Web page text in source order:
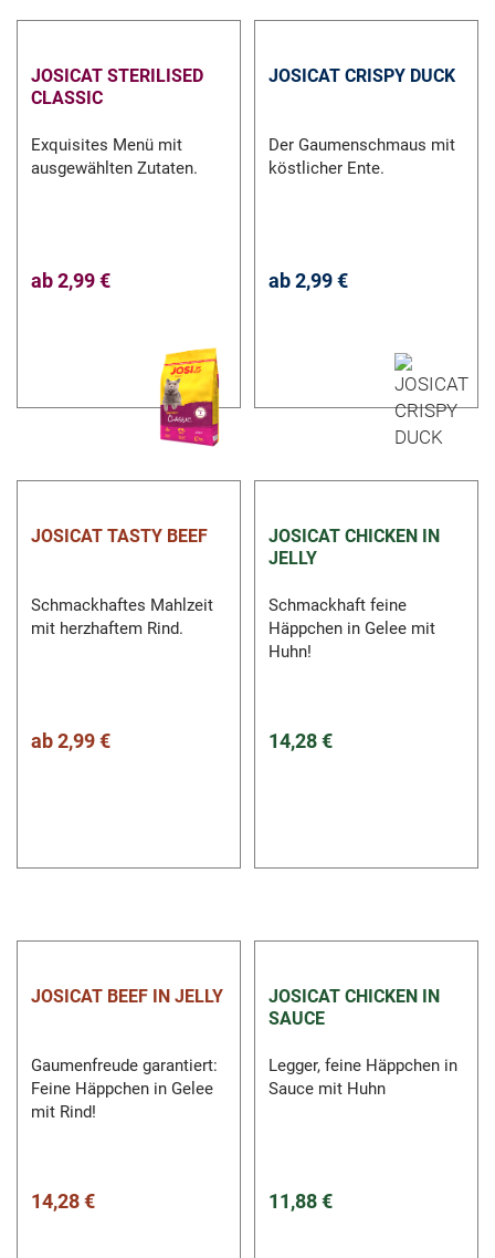
JOSICAT STERILISED
CLASSIC
Exquisites Menü mit
ausgewählten Zutaten.
ab2,99 €
JOSICAT CRISPY DUCK
Der Gaumenschmaus mit
köstlicher Ente.
ab2,99 €
JOSICAT TASTY BEEF
Schmackhaftes Mahlzeit
mit herzhaftem Rind.
ab2,99 €
JOSICAT CHICKEN IN
JELLY
Schmackhaft feine
Häppchen in Gelee mit
Huhn!
14,28 €
JOSICAT BEEF IN JELLY
Gaumenfreude garantiert:
Feine Häppchen in Gelee
mit Rind!
14,28 €
JOSICAT CHICKEN IN
SAUCE
Legger, feine Häppchen in
Sauce mit Huhn
11,88 €